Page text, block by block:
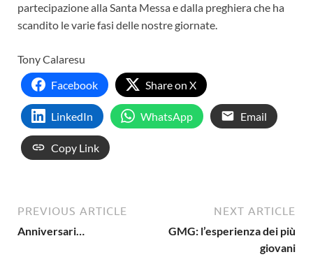
partecipazione alla Santa Messa e dalla preghiera che ha
scandito le varie fasi delle nostre giornate.
Tony Calaresu
Facebook
Share on X
LinkedIn WhatsApp Email
Copy Link
PREVIOUS ARTICLE
Anniversari…
NEXT ARTICLE
GMG: l’esperienza dei più
giovani